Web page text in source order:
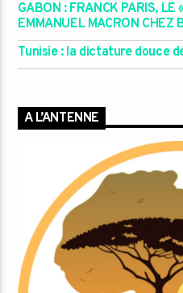
GABON : FRANCK PARIS, LE
EMMANUEL MACRON CHEZ
Tunisie : la dictature douce
A L’ANTENNE